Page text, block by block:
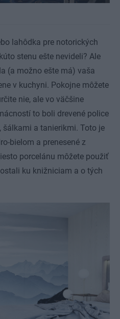
lahôdka pre notorických
stenu ešte nevideli? Ale
(a možno ešte má) vaša
v kuchyni. Pokojne môžete
nie, ale vo väčšine
to boli drevené police
a tanierikmi. Toto je
bielom a prenesené z
porcelánu môžete použiť
ku knižniciam a o tých